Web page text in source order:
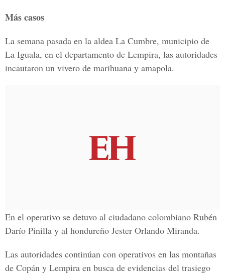
Más casos
La semana pasada en la aldea La Cumbre, municipio de
La Iguala, en el departamento de Lempira, las autoridades
incautaron un vivero de marihuana y amapola.
En el operativo se detuvo al ciudadano colombiano Rubén
Darío Pinilla y al hondureño Jester Orlando Miranda.
Las autoridades continúan con operativos en las montañas
de Copán y Lempira en busca de evidencias del trasiego